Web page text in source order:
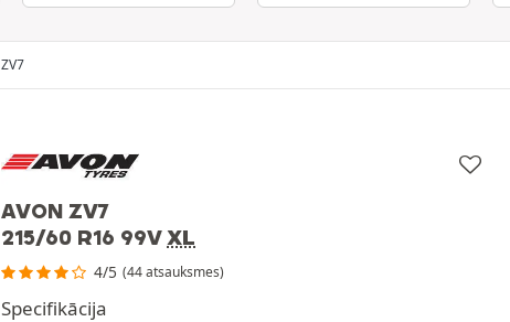
ZV7
AVON ZV7
215/60 R16 99VXL
4/5 (44 atsauksmes)
Specifikācija